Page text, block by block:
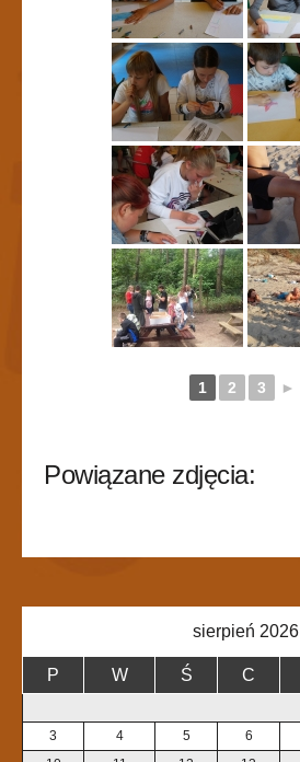
1 2 3 ►
Powiązane zdjęcia:
sierpień 2026
P W Ś C
3
4 5 6